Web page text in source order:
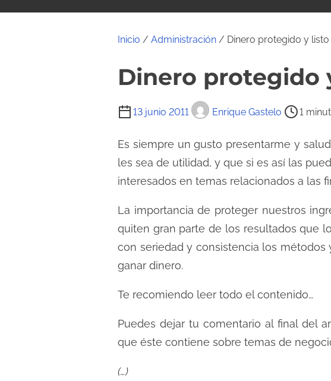
Inicio / Administración / Dinero protegido y listo
Dinero protegido
13 junio 2011 Enrique Gastelo
T
e
m
p
d
e
c
t
r
a
e
1
Es siempre un gusto presentarme y
les sea de utilidad, y que si es así las
interesados en temas relacionados a las
La importancia de proteger nuestros
quiten gran parte de los resultados que
con seriedad y consistencia los
ganar dinero.
Te recomiendo leer todo el contenido…
Puedes dejar tu comentario al final del
que éste contiene sobre temas de
(…)